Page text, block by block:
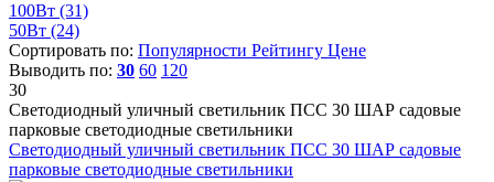
100Вт (31)
50Вт (24)
Сортировать по: Популярности Рейтингу Цене
Выводить по: 30 60 120
30
Светодиодный уличный светильник ПСС 30 ШАР садовые
парковые светодиодные светильники
Светодиодный уличный светильник ПСС 30 ШАР садовые
парковые светодиодные светильники